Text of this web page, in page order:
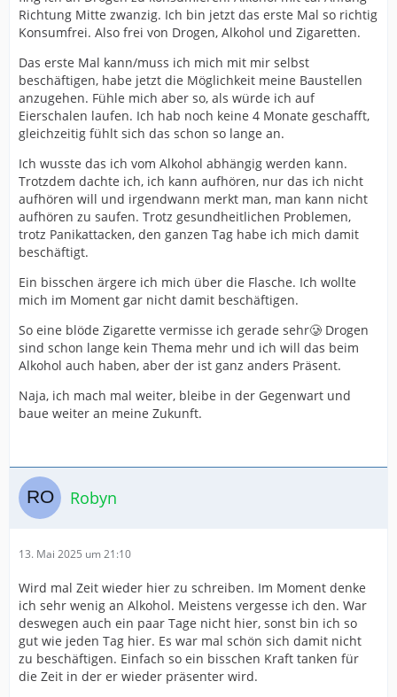
Richtung Mitte zwanzig. Ich bin jetzt das erste Mal so richtig
Konsumfrei. Also frei von Drogen, Alkohol und Zigaretten.
Das erste Mal kann/muss ich mich mit mir selbst
beschäftigen, habe jetzt die Möglichkeit meine Baustellen
anzugehen. Fühle mich aber so, als würde ich auf
Eierschalen laufen. Ich hab noch keine 4 Monate geschafft,
gleichzeitig fühlt sich das schon so lange an.
Ich wusste das ich vom Alkohol abhängig werden kann.
Trotzdem dachte ich, ich kann aufhören, nur das ich nicht
aufhören will und irgendwann merkt man, man kann nicht
aufhören zu saufen. Trotz gesundheitlichen Problemen,
trotz Panikattacken, den ganzen Tag habe ich mich damit
beschäftigt.
Ein bisschen ärgere ich mich über die Flasche. Ich wollte
mich im Moment gar nicht damit beschäftigen.
So eine blöde Zigarette vermisse ich gerade sehr🥲 Drogen
sind schon lange kein Thema mehr und ich will das beim
Alkohol auch haben, aber der ist ganz anders Präsent.
Naja, ich mach mal weiter, bleibe in der Gegenwart und
baue weiter an meine Zukunft.
Robyn
13. Mai 2025 um 21:10
Wird mal Zeit wieder hier zu schreiben. Im Moment denke
ich sehr wenig an Alkohol. Meistens vergesse ich den. War
deswegen auch ein paar Tage nicht hier, sonst bin ich so
gut wie jeden Tag hier. Es war mal schön sich damit nicht
zu beschäftigen. Einfach so ein bisschen Kraft tanken für
die Zeit in der er wieder präsenter wird.